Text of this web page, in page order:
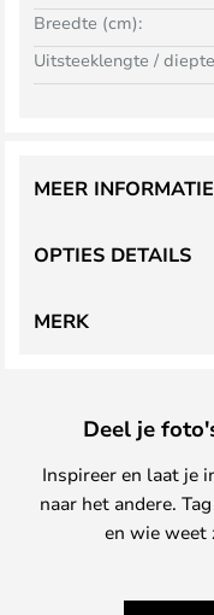
Breedte (cm):
Uitsteeklengte /
OPTIES DETAILS
MEER INFORMATIE
MERK
Deel je
Inspireer en laat je
naar het andere.
en wie weet